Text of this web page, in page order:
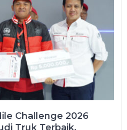
Challenge 2026
Truk Terbaik,